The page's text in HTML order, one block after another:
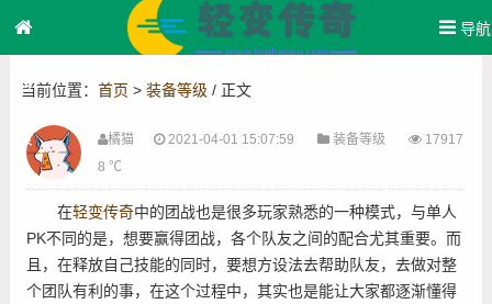
首
页
导航
当前位置： 首页 > 装备等级 / 正文
橘猫 2021-04-01 15:07:59 装备等级
17917
8 ℃
在轻变传奇中的团战也是很多玩家熟悉的一种模式，与单人
PK不同的是，想要赢得团战，各个队友之间的配合尤其重要。而
且，在释放自己技能的同时，要想方设法去帮助队友，去做对整
个团队有利的事，在这个过程中，其实也是能让大家都逐渐懂得